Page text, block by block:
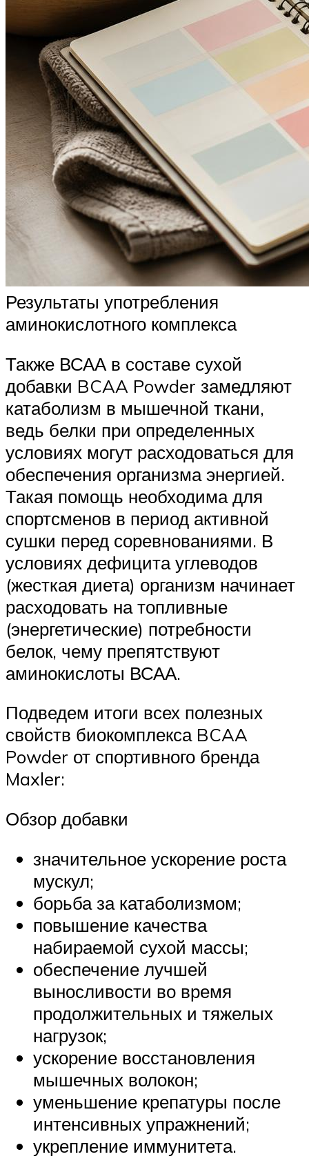
Результаты употребления
аминокислотного комплекса
Также ВСАА в составе сухой
добавки BCAA Powder замедляют
катаболизм в мышечной ткани,
ведь белки при определенных
условиях могут расходоваться для
обеспечения организма энергией.
Такая помощь необходима для
спортсменов в период активной
сушки перед соревнованиями. В
условиях дефицита углеводов
(жесткая диета) организм начинает
расходовать на топливные
(энергетические) потребности
белок, чему препятствуют
аминокислоты ВСАА.
Подведем итоги всех полезных
свойств биокомплекса BCAA
Powder от спортивного бренда
Maxler:
Обзор добавки
значительное ускорение роста
мускул;
борьба за катаболизмом;
повышение качества
набираемой сухой массы;
обеспечение лучшей
выносливости во время
продолжительных и тяжелых
нагрузок;
ускорение восстановления
мышечных волокон;
уменьшение крепатуры после
интенсивных упражнений;
укрепление иммунитета.